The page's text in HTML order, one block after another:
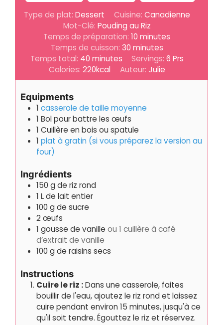
Type de plat:Dessert Cuisine: Canadienne
Mot-Clé: Pouding au Riz
Temps de préparation:10 minutes
minutes
Temps de cuisson: 30minutes
minutes
Temps total: 40minutes
minutes Servings: 6 Prs
Calories:220kcal Auteur: Julie
Equipments
1 casserole de taille moyenne
1 Bol pour battre les œufs
1 Cuillère en bois ou spatule
1 plat à gratin (si vous préparez la version au
four)
Ingrédients
150 g de riz rond
1 Lde lait entier
100 g de sucre
2 œufs
1 gousse de vanille ou 1 cuillère à café
d’extrait de vanille
100 g de raisins secs
Instructions
Cuire le riz :Dans une casserole, faites
bouillir de l'eau, ajoutez le riz rond et laissez
cuire pendant environ 15 minutes, jusqu'à ce
qu'il soit tendre. Égouttez le riz et réservez.